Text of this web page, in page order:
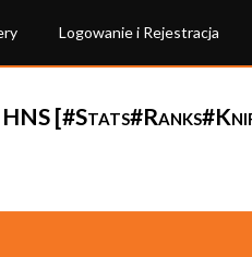
Logowanie i Rejestracja
HNS